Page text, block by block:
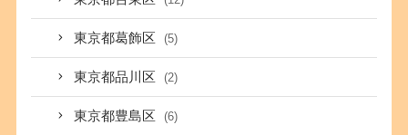
東京都葛飾区 (5)
東京都品川区 (2)
東京都豊島区 (6)